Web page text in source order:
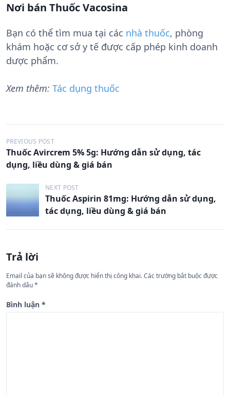
Nơi bán Thuốc Vacosina
Bạn có thể tìm mua tại các nhà thuốc, phòng
khám hoặc cơ sở y tế được cấp phép kinh doanh
dược phẩm.
Xem thêm: Tác dụng thuốc
Đ
i
h
ư
n
b
à
i
PREVIOUS POST
Thuốc Avircrem 5% 5g: Hướng dẫn sử dụng, tác
dụng, liều dùng & giá bán
NEXT POST
Thuốc Aspirin 81mg: Hướng dẫn sử dụng,
tác dụng, liều dùng & giá bán
Trả lời
Email của bạn sẽ không được hiển thị công khai.Các trường bắt buộc được
đánh dấu*
Bình luận *